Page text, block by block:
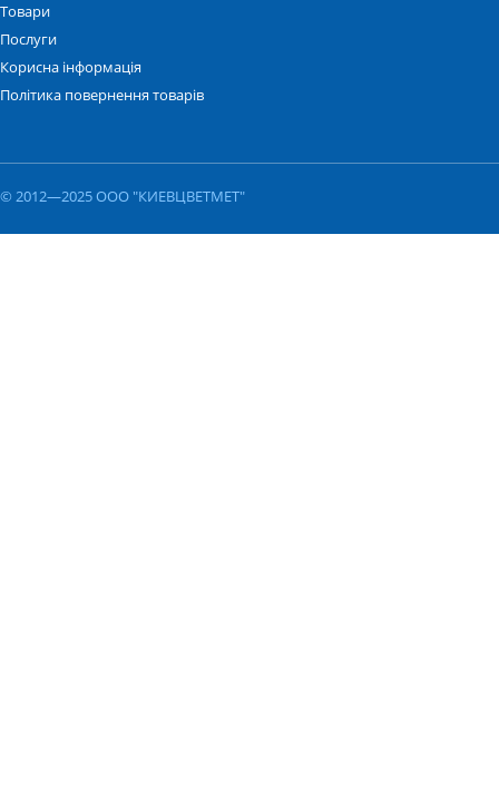
Товари
Послуги
Корисна інформація
Політика повернення товарів
© 2012—2025 ООО "КИЕВЦВЕТМЕТ"